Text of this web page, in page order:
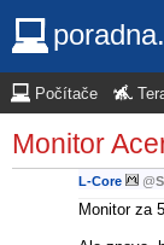
Počítače
Monitor
L-Core @
Monitor za